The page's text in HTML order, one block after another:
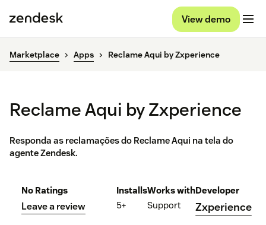
View demo
Marketplace Apps Reclame Aqui by Zxperience
Reclame Aqui by Zxperience
Responda as reclamações do Reclame Aqui na tela do
agente Zendesk.
No Ratings
Leave a review
Installs
5+
Works with
Support
Developer
Zxperience